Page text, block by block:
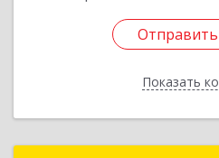
Отправить
Показать
Отправить